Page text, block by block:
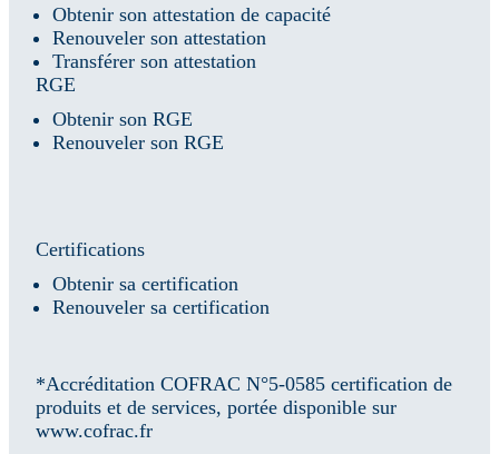
Obtenir son attestation de capacité
Renouveler son attestation
Transférer son attestation
RGE
Obtenir son RGE
Renouveler son RGE
Certifications
Obtenir sa certification
Renouveler sa certification
*Accréditation COFRAC N°5-0585 certification de
produits et de services, portée disponible sur
www.cofrac.fr